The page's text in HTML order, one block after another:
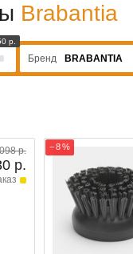
Brabantia
р.
Бренд BRABANTIA
р.
р.
− 8 %